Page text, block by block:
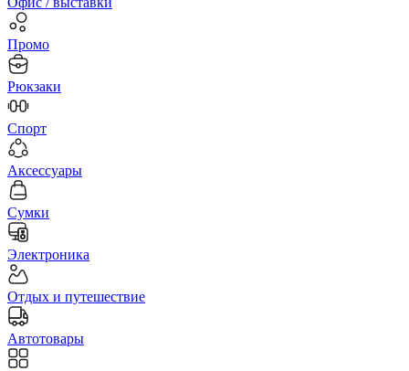
Промо
Рюкзаки
Спорт
Аксессуары
Сумки
Электроника
Отдых и путешествие
Автотовары